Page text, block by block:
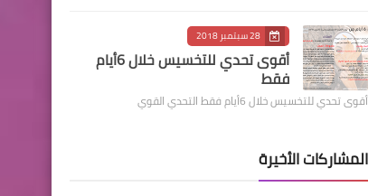
28 سبتمبر 2018
أقوى تحدي للتخسيس خلال 6أيام
فقط
أقوى تحدي للتخسيس خلال 6أيام فقط التحدي القوي
المشاركات الأخيرة